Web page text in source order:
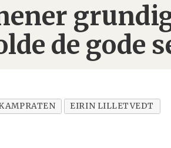
de gode
EIRIN LILLETVEDT